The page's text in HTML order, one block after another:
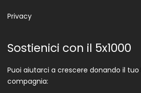
Privacy
Sostienici con il 5x1000
Puoi aiutarci a crescere donando il tuo
compagnia: